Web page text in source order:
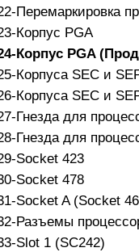
Перемаркировка
Корпус PGA
Корпус PGA
Корпуса SEC и
Корпуса SEC и
Гнезда для
Гнезда для
Socket 423
Socket 478
Socket A (Socket
Разъемы
Slot 1 (SC242)